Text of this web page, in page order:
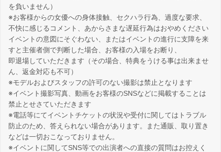
を負いません）
※お客様からの女優への身体接触、セクハラ行為、過度な要求、
不快に感じるコメント、あからさまな遅延行為はおやめください
イベントの意図にそぐわない、またはイベントの進行に支障を来
すと主催者側で判断した場合、お客様の入場をお断り、
即退場していただきます（その場合、特典をうける事は出来ませ
ん、返金対応も不可）
※モデルおよびスタッフの許可のない撮影は禁止となります
※イベント撮影写真、動画をお客様のSNSなどに掲載することは
禁止とせさていただきます
※電話等にてイベントチケットの状況や受付に関してはトラブル
防止のため、答えられない場合があります。また通販、取り置き
などは一切おこなっておりません。
※イベントに関してSNS等での出演者への直接の質問はお控えく